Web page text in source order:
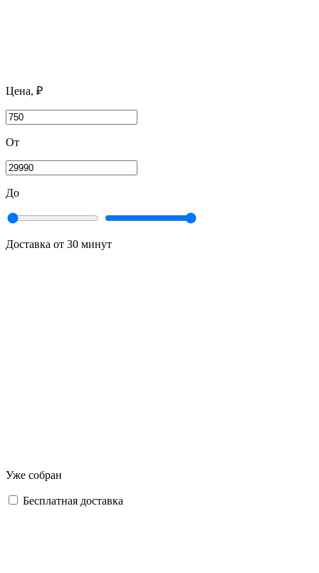
Цена, ₽
От
До
Доставка от 30 минут
Уже собран
Бесплатная доставка